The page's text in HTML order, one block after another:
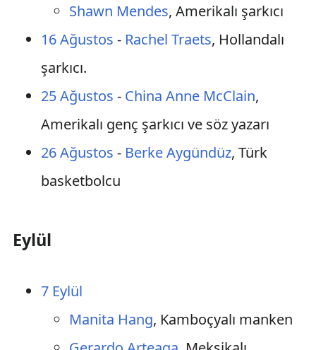
Shawn Mendes, Amerikalı şarkıcı
16 Ağustos - Rachel Traets, Hollandalı
şarkıcı.
25 Ağustos - China Anne McClain,
Amerikalı genç şarkıcı ve söz yazarı
26 Ağustos - Berke Aygündüz, Türk
basketbolcu
Eylül
7 Eylül
Manita Hang, Kamboçyalı manken